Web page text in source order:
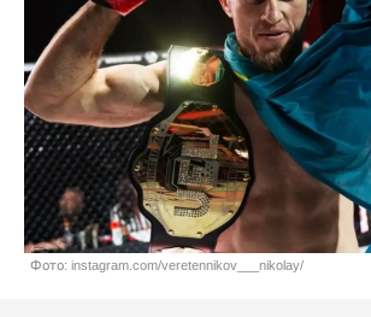
Фото: instagram.com/veretennikov___nikolay/